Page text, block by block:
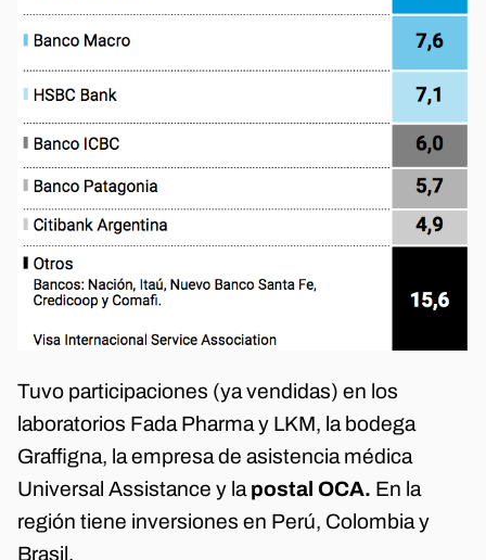
Tuvo participaciones (ya vendidas) en los
laboratorios Fada Pharma y LKM, la bodega
Graffigna, la empresa de asistencia médica
Universal Assistance y lapostal OCA. En la
región tiene inversiones en Perú, Colombia y
Brasil.